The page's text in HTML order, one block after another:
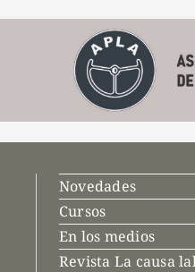
Novedades
Cursos
En los medios
Revista La causa